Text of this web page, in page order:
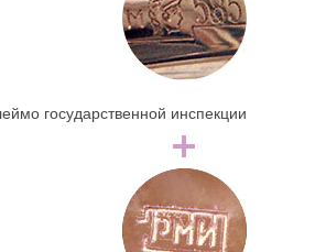
государственной инспекции